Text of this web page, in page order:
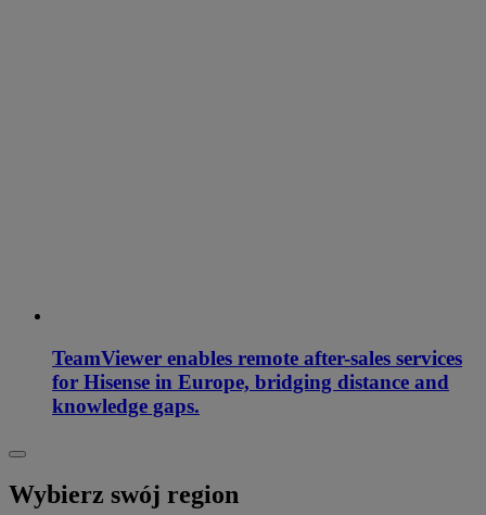
TeamViewer enables remote after-sales services
for Hisense in Europe, bridging distance and
knowledge gaps.
Wybierz swój region